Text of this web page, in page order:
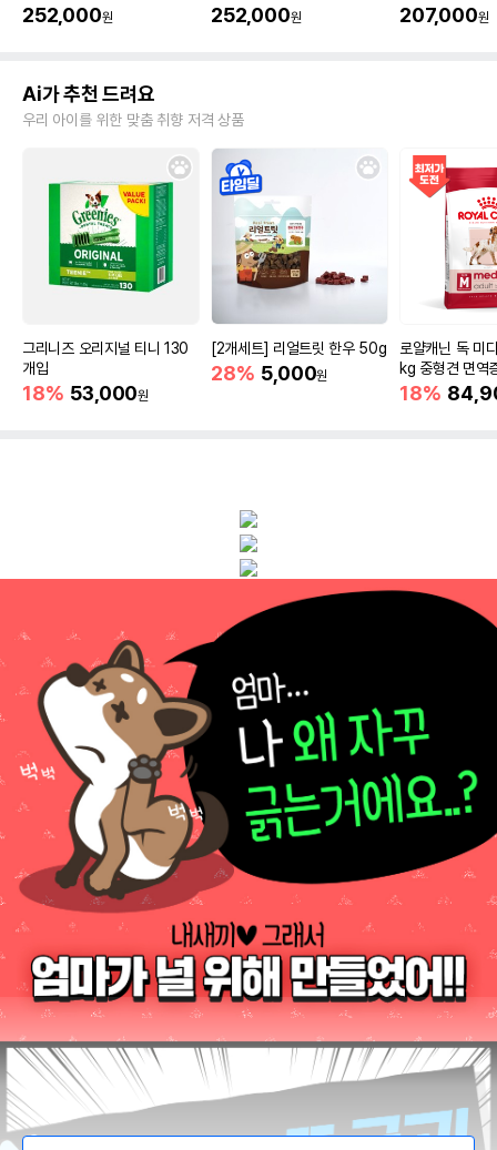
252,000원 252,000원 207,000원
Ai가 추천 드려요
우리 아이를 위한 맞춤 취향 저격 상품
그리니즈 오리지널 티니 130
개입
18% 53,000원
[2개세트] 리얼트릿 한우 50g
28% 5,000원
로얄캐닌 독 미
kg 중형견 면역
18%